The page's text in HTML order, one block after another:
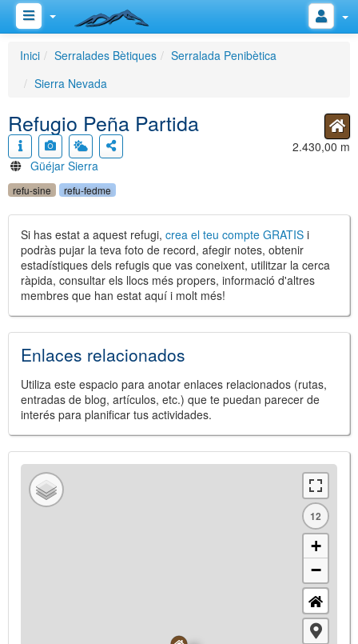
Inici Serralades Bètiques
Serralada Penibètica
Sierra Nevada
Refugio Peña Partida
Güéjar Sierra
2.430,00 m
refu-sine refu-fedme
Si has estat a aquest refugi, crea el teu compte GRATIS i
podràs pujar la teva foto de record, afegir notes, obtenir
estadístiques dels refugis que vas coneixent, utilitzar la cerca
ràpida, consultar els llocs més propers, informació d'altres
membres que han estat aquí i molt més!
Enlaces relacionados
Utiliza este espacio para anotar enlaces relacionados (rutas,
entradas de blog, artículos, etc.) que te puedan parecer de
interés para planificar tus actividades.
12
+
−